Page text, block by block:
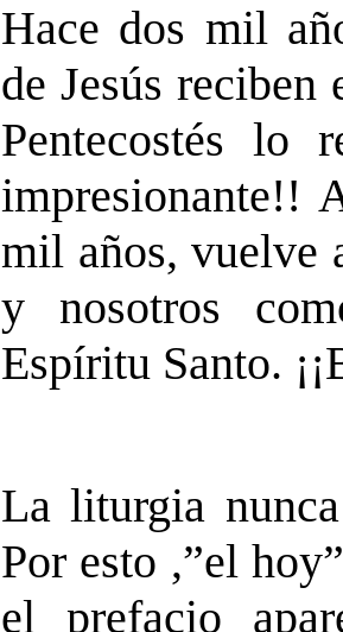
Hace dos mil
de Jesús
Pentecostés lo
impresionante!!
mil años, vuelve
y nosotros
Espíritu Santo.
La liturgia
Por esto ,”el
el prefacio